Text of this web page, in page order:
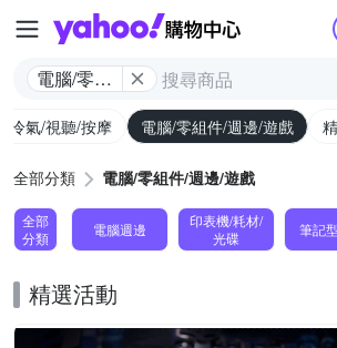
Yahoo購物
電腦/零組
戲
/冷氣/視聽/按摩 電腦/零組件/週邊/遊戲
全部分類 電腦/零組件/週邊/遊戲
全部
分類
電腦週邊
印表機/耗材/
光碟
筆記
精選活動